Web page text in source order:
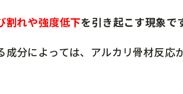
割れや強度低下を引き起こす現象で
分によっては、アルカリ骨材反応